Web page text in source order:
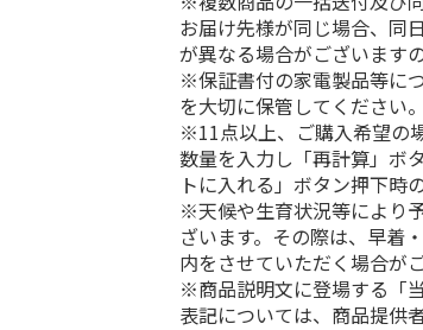
お届け先様が同じ場合、同
が異なる場合がございます
※保証書付の家電製品等に
を大切に保管してください
※11点以上、ご購入希望の
数量を入力し「再計算」ボ
トに入れる」ボタン押下時
※天候や生育状況等により
ざいます。その際は、早着
内をさせていただく場合が
※商品説明文に登場する「
表記については、商品提供